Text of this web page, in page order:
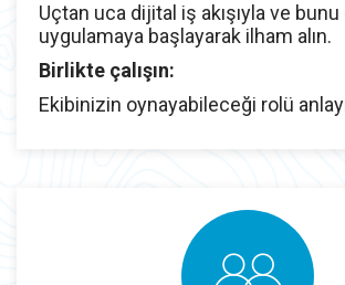
Uçtan uca dijital iş akışıyla ve
uygulamaya başlayarak ilham alın.
Birlikte çalışın:
Ekibinizin oynayabileceği rolü